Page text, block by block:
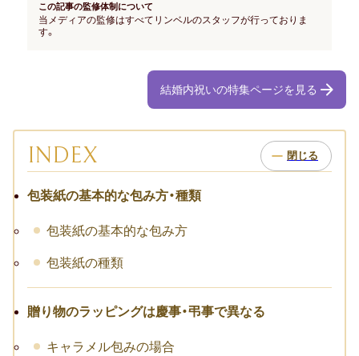
子どものお祝い・ギフト
卒園・卒業祝い
初節句祝い
七五三
仕事のお祝い・ギフト
創立・創業記念（周年記念）
転職祝い
この記事の監修体制について
当メディアの監修はすべてリンベルのスタッフが行っておりま
す。
結婚内祝いの特集ページを見る
INDEX
包装紙の基本的な包み方・種類
包装紙の基本的な包み方
包装紙の種類
贈り物のラッピングは慶事・弔事で異なる
キャラメル包みの場合